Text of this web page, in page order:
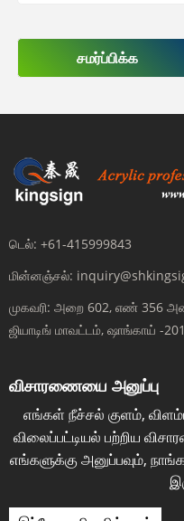
சமர்ப்பிக்க
டெல்: +61-415999843
மின்னஞ்சல்:
முகவரி: அறை 602, எண் 356
ஜியாடிங் மாவட்டம், ஷாங்காய் -
விசாரணையை அனுப்பு
எங்கள் நீச்சல் குளம்,
விலைப்பட்டியல் பற்றிய
எங்களுக்கு அனுப்பவும்,